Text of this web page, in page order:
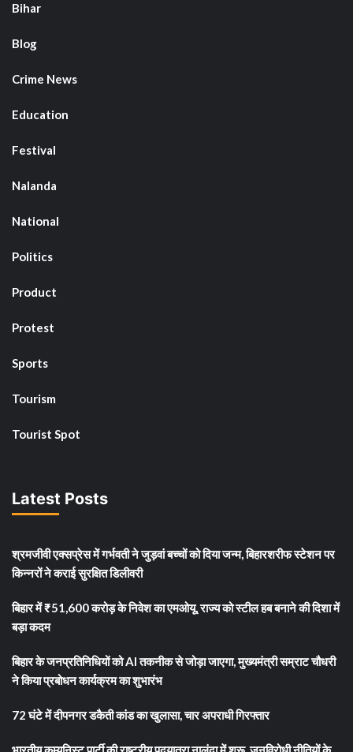
Bihar
Blog
Crime News
Education
Festival
Nalanda
National
Politics
Product
Protest
Sports
Tourism
Tourist Spot
Latest Posts
श्रमजीवी एक्सप्रेस में गर्भवती ने जुड़वां बच्चों को दिया जन्म, बिहारशरीफ स्टेशन पर
किन्नरों ने कराई सुरक्षित डिलीवरी
बिहार में ₹51,600 करोड़ के निवेश का एमओयू, राज्य को स्टील हब बनाने की दिशा में
बड़ा कदम
बिहार के जनप्रतिनिधियों को AI तकनीक से जोड़ा जाएगा, मुख्यमंत्री सम्राट चौधरी
ने किया प्रबोधन कार्यक्रम का शुभारंभ
72 घंटे में दीपनगर डकैती कांड का खुलासा, चार अपराधी गिरफ्तार